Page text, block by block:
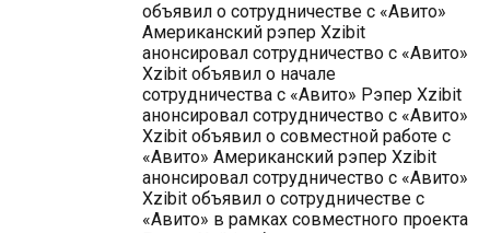
объявил о сотрудничестве с «Авито»
Американский рэпер Xzibit
анонсировал сотрудничество с «Авито»
Xzibit объявил о начале
сотрудничества с «Авито» Рэпер Xzibit
анонсировал сотрудничество с «Авито»
Xzibit объявил о совместной работе с
«Авито» Американский рэпер Xzibit
анонсировал сотрудничество с «Авито»
Xzibit объявил о сотрудничестве с
«Авито» в рамках совместного проекта